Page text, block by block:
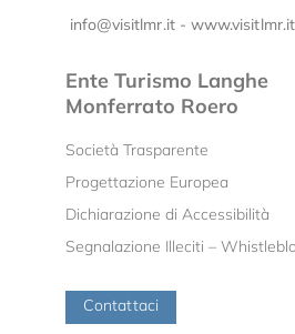
info@visitlmr.it- www.visitlmr.it
Ente Turismo Langhe
Monferrato Roero
Società Trasparente
Progettazione Europea
Dichiarazione di Accessibilità
Segnalazione Illeciti –
Contattaci